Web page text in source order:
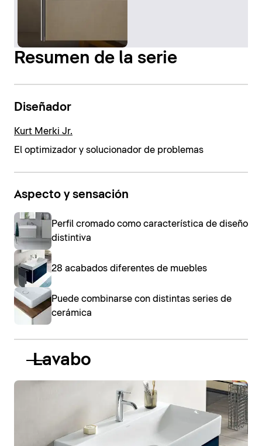
Resumen de la serie
Diseñador
Kurt Merki Jr.
El optimizador y solucionador de problemas
Aspecto y sensación
Perfil cromado como característica de diseño
distintiva
28 acabados diferentes de muebles
Puede combinarse con distintas series de
cerámica
Lavabo